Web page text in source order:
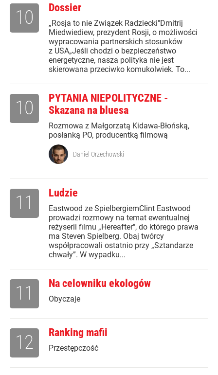
Dossier
„Rosja to nie Związek Radziecki"Dmitrij
Miedwiediew, prezydent Rosji, o możliwości
wypracowania partnerskich stosunków
z USA„Jeśli chodzi o bezpieczeństwo
energetyczne, nasza polityka nie jest
skierowana przeciwko komukolwiek. To...
10
PYTANIA NIEPOLITYCZNE -
Skazana na bluesa
Rozmowa z Małgorzatą Kidawa-Błońską,
posłanką PO, producentką filmową
10
Daniel Orzechowski
Ludzie
Eastwood ze SpielbergiemClint Eastwood
prowadzi rozmowy na temat ewentualnej
reżyserii filmu „Hereafter", do którego prawa
ma Steven Spielberg. Obaj twórcy
współpracowali ostatnio przy „Sztandarze
chwały”. W wypadku...
11
Na celowniku ekologów
Obyczaje
11
Ranking mafii
Przestępczość
12